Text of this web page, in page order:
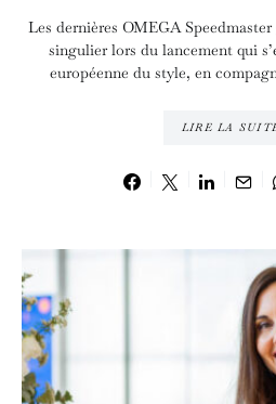
Les dernières OMEGA
singulier lors du lancement qui
européenne du style, en
LIRE LA